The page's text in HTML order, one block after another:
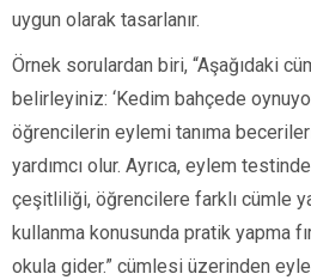
uygun olarak tasarlanır.
Örnek sorulardan biri, “Aşağıdaki
belirleyiniz: ‘Kedim bahçede
öğrencilerin eylemi tanıma
yardımcı olur. Ayrıca, eylem
çeşitliliği, öğrencilere farklı cümle
kullanma konusunda pratik yapma
okula gider.” cümlesi üzerinden